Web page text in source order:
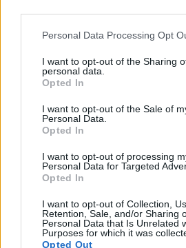
Please note that this website/app
not limited to your visit or usage
grant or deny consent to Google and
use your data for below specified
consent section.
Personal Data Processing Opt
I want to opt-out of the Sharing
personal data.
Opted In
I want to opt-out of the Sale of
Personal Data.
Opted In
I want to opt-out of processing
Personal Data for Targeted
Opted In
I want to opt-out of Collection,
Retention, Sale, and/or Sharing
Personal Data that Is Unrelated
Purposes for which it was
Opted Out
lebih baik.
Menjaga Kebugaran
Pemulihan
penting untuk menjaga
dari cedera. Ini adalah cara
yang cedera. Hal ini sangat
yang sedang pulih dari operasi
membantu membangun